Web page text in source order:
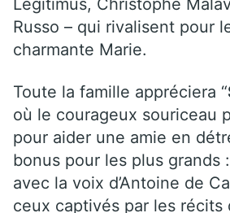
Légitimus, Christophe
Russo – qui rivalisent pour
charmante Marie.
Toute la famille appréciera “
où le courageux souriceau
pour aider une amie en
bonus pour les plus grands
avec la voix d’Antoine de
ceux captivés par les récits